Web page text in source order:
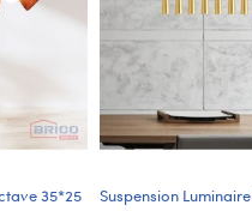
35*25
Suspension Luminaire Niddle